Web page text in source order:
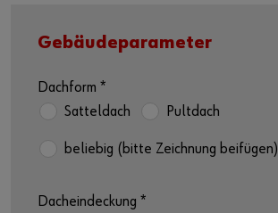
Gebäudeparameter
Dachform *
Satteldach
Pultdach
beliebig (bitte Zeichnung beifügen)
Dacheindeckung *